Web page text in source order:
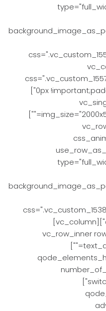
40px
0px !important;padding-left: 0px !important;}"]
img_size="2000x581" qode_css_animation=""]
[/vc_column][/
color: #f6f6f6 !important;}"][vc_column]
[vc_row_inner
text_align="left" css_animation=""]
switch_to_one_column="1000"]